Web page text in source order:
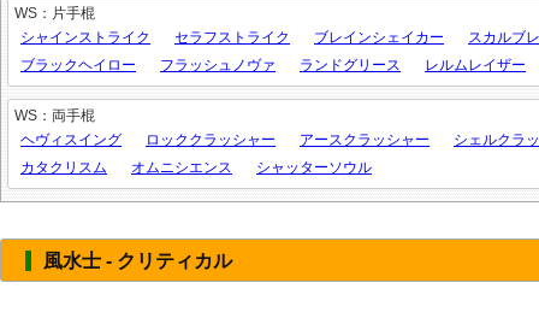
WS：片手棍
シャインストライク
セラフストライク ブレインシェイカー
スカルブ
ブラックヘイロー
フラッシュノヴァ ランドグリース レルムレイザー
WS：両手棍
ヘヴィスイング
ロッククラッシャー アースクラッシャー
シェルクラ
カタクリスム
オムニシエンス シャッターソウル
風水士 - クリティカル